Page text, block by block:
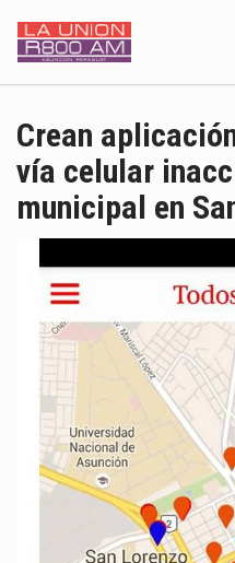
Crean
vía celular
municipal en